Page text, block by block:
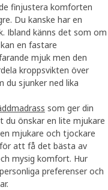
finjustera komforten
Du kanske har en
Ibland känns det som om
en fastare
mjuk men den
kroppsvikten över
du sjunker ned lika
som ger din
du önskar en lite mjukare
mjukare och tjockare
att få det bästa av
mysig komfort. Hur
preferenser och